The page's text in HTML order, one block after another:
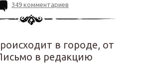
349 комментариев
в городе, от
в редакцию